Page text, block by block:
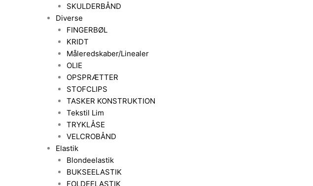
SKULDERBÅND
Diverse
FINGERBØL
KRIDT
Måleredskaber/Linealer
OLIE
OPSPRÆTTER
STOFCLIPS
TASKER KONSTRUKTION
Tekstil Lim
TRYKLÅSE
VELCROBÅND
Elastik
Blondeelastik
BUKSEELASTIK
FOLDEELASTIK